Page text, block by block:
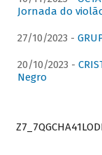
Jornada do
27/10/2023 -
20/10/2023 -
Negro